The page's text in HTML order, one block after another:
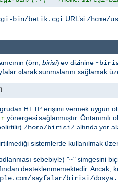
bin/betik.cgi URL’si /home/
(örn, birisi) ev dizinine
olarak sunmalarını sağlamak
HTTP erişimi vermek uygun
yönergesi sağlanmıştır. Öntanımlı
/home/birisi/ altında yer
sistemlerde kullanılmak
sebebiyle) "~" simgesini
desteklenmemektedir. Ancak,
sayfalar/birisi/